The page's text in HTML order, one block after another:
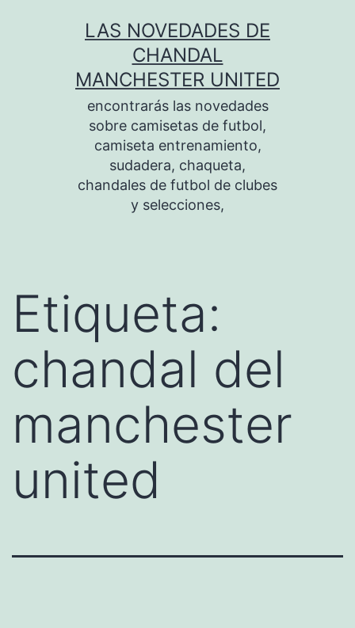
LAS NOVEDADES DE
CHANDAL
MANCHESTER UNITED
encontrarás las novedades
sobre camisetas de futbol,
camiseta entrenamiento,
sudadera, chaqueta,
chandales de futbol de clubes
y selecciones,
Etiqueta:
chandal del
manchester
united